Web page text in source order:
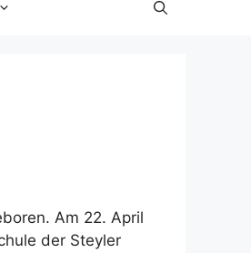
Am 22. April
der Steyler